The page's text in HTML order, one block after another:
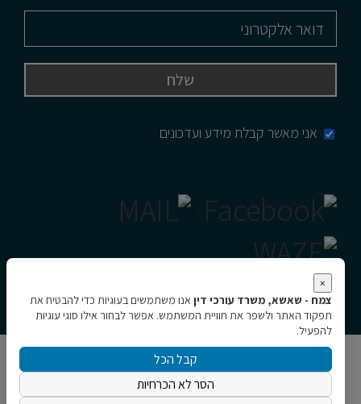
אני מאשר קבלת מידע ועדכונים
כל הזכויות שמורות © צמח - שאשא, משרד עורכי דין
×
צמח - שאשא, משרד עורכי דין אנו משתמשים בעוגיות כדי להבטיח את
תפקוד האתר ולשפר את חוויית המשתמש. אפשר לבחור אילו סוגי עוגיות
להפעיל.
קבל הכל
הסר לא הכרחיות